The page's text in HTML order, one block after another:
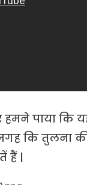
पाया कि
कि तुलना
हैं |